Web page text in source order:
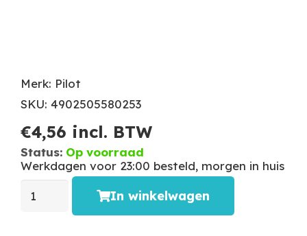
Merk: Pilot
SKU: 4902505580253
€4,56 incl. BTW
Status: Op voorraad
Werkdagen voor 23:00 besteld, morgen in huis
In winkelwagen